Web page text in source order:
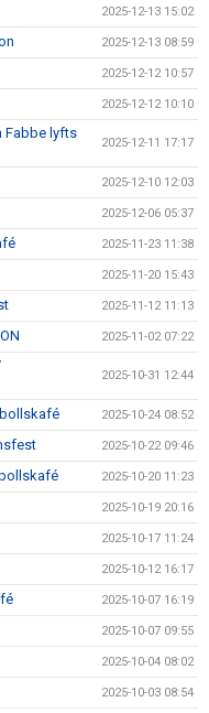
2025-12-13 15:02
2025-12-13 08:59
2025-12-12 10:57
2025-12-12 10:10
Fabbe lyfts
2025-12-11 17:17
2025-12-10 12:03
2025-12-06 05:37
2025-11-23 11:38
2025-11-20 15:43
2025-11-12 11:13
2025-11-02 07:22
2025-10-31 12:44
2025-10-24 08:52
2025-10-22 09:46
2025-10-20 11:23
2025-10-19 20:16
2025-10-17 11:24
2025-10-12 16:17
2025-10-07 16:19
2025-10-07 09:55
2025-10-04 08:02
2025-10-03 08:54